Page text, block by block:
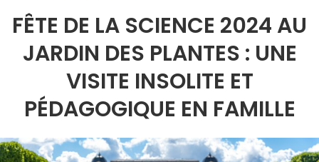
FÊTE DE LA SCIENCE 2024 AU
JARDIN DES PLANTES : UNE
VISITE INSOLITE ET
PÉDAGOGIQUE EN FAMILLE